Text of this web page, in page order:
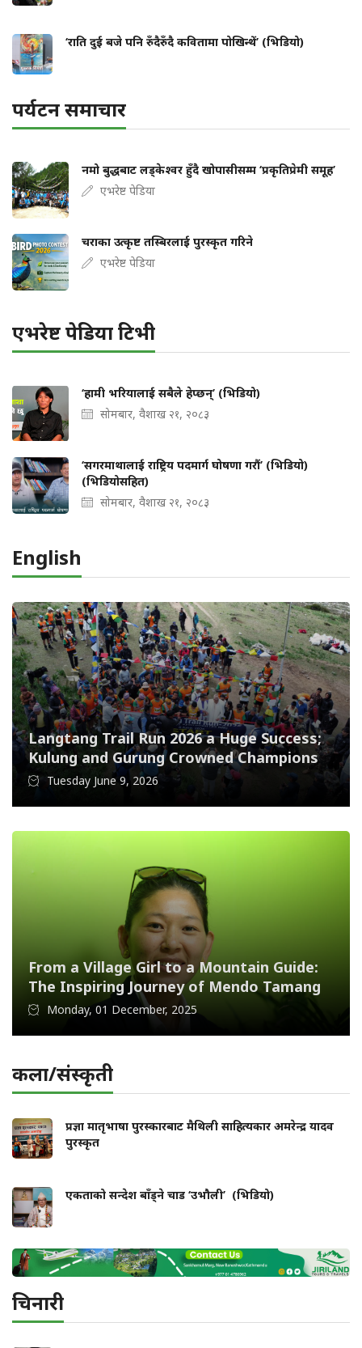
‘राति दुई बजे पनि रुँदैरुँदै कवितामा पोखिन्थें’ (भिडियो)
पर्यटन समाचार
नमो बुद्धबाट लड्केश्वर हुँदै खोपासीसम्म ‘प्रकृतिप्रेमी समूह’
एभरेष्ट पेडिया
चराका उत्कृष्ट तस्बिरलाई पुरस्कृत गरिने
एभरेष्ट पेडिया
एभरेष्ट पेडिया टिभी
‘हामी भरियालाई सबैले हेप्छन्’ (भिडियो)
सोमबार, वैशाख २१, २०८३
‘सगरमाथालाई राष्ट्रिय पदमार्ग घोषणा गरौं’ (भिडियो)
(भिडियोसहित)
सोमबार, वैशाख २१, २०८३
English
Langtang Trail Run 2026 a Huge Success;
Kulung and Gurung Crowned Champions
Tuesday June 9, 2026
From a Village Girl to a Mountain Guide:
The Inspiring Journey of Mendo Tamang
Monday, 01 December, 2025
कला/संस्कृती
प्रज्ञा मातृभाषा पुरस्कारबाट मैथिली साहित्यकार अमरेन्द्र यादव
पुरस्कृत
एकताको सन्देश बाँड्ने चाड ‘उभौली’ (भिडियो)
चिनारी